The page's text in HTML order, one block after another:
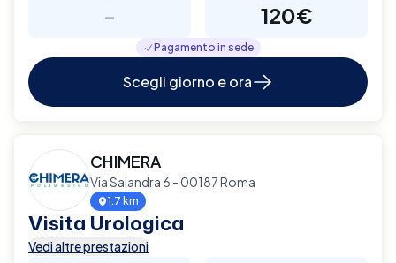
- 120€
Pagamento in sede
Scegli giorno e ora
CHIMERA
Via Salandra 6 - 00187 Roma
1.7 km
Visita Urologica
Vedi altre prestazioni